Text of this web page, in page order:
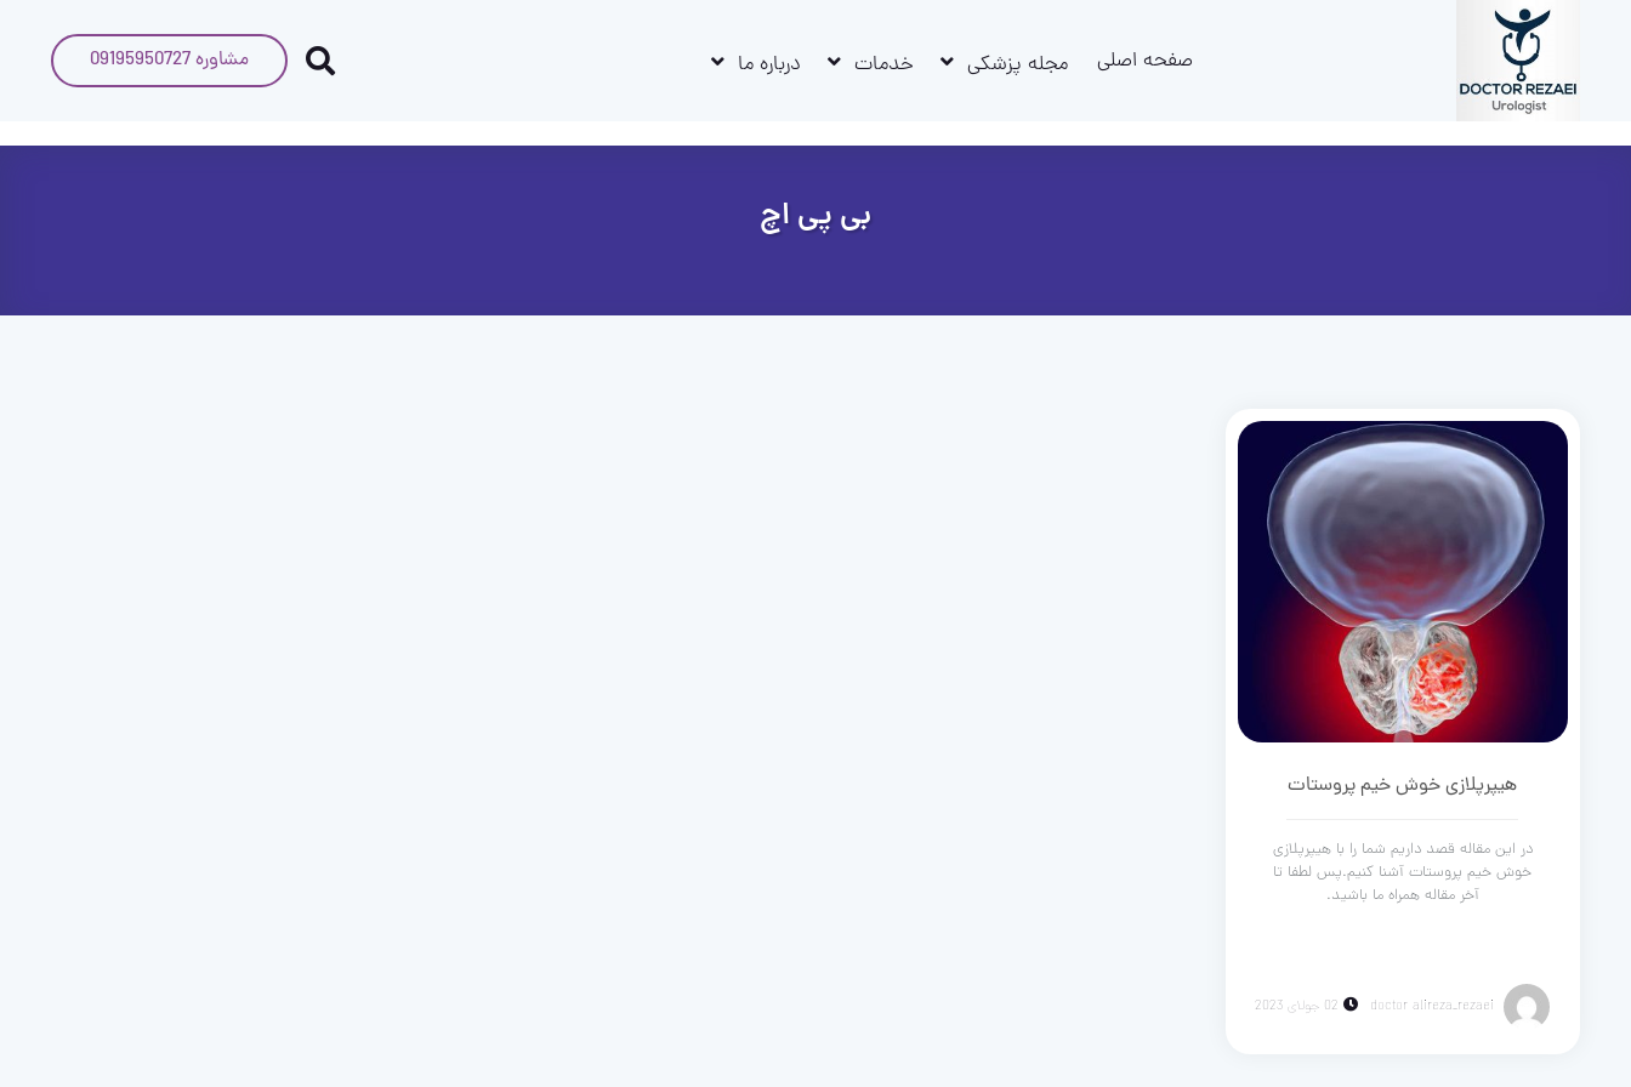
صفحه اصلی مجله پزشکی خدمات درباره ما مشاوره 09195950727
بی پی اچ
هیپرپلازی خوش خیم پروستات
در این مقاله قصد داریم شما را با هیپرپلازی
خوش خیم پروستات آشنا کنیم.پس لطفا تا
آخر مقاله همراه ما باشید.
doctor alireza_rezaei